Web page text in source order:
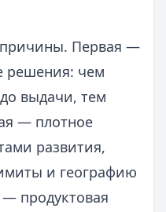
Первая —
решения: чем
выдачи, тем
— плотное
развития,
и географию
— продуктовая